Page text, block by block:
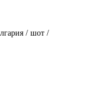
/ шот /